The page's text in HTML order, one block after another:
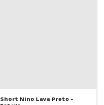
Short Nino Lava Preto -